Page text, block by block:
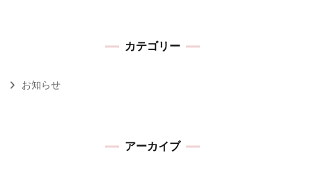
カテゴリー
お知らせ
アーカイブ